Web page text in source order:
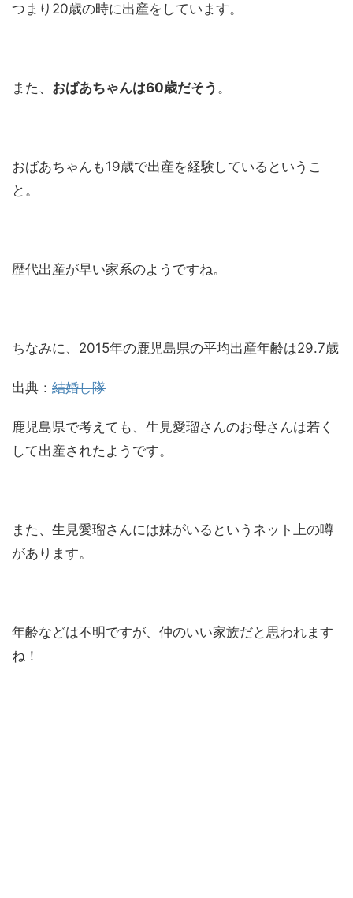
つまり20歳の時に出産をしています。
また、 おばあちゃんは60歳だそう 。
おばあちゃんも19歳で出産を経験しているというこ
と。
歴代出産が早い家系のようですね。
ちなみに、2015年の鹿児島県の平均出産年齢は29.7歳
出典： 結婚し隊
鹿児島県で考えても、生見愛瑠さんのお母さんは若く
して出産されたようです。
また、生見愛瑠さんには妹がいるというネット上の噂
があります。
年齢などは不明ですが、仲のいい家族だと思われます
ね！